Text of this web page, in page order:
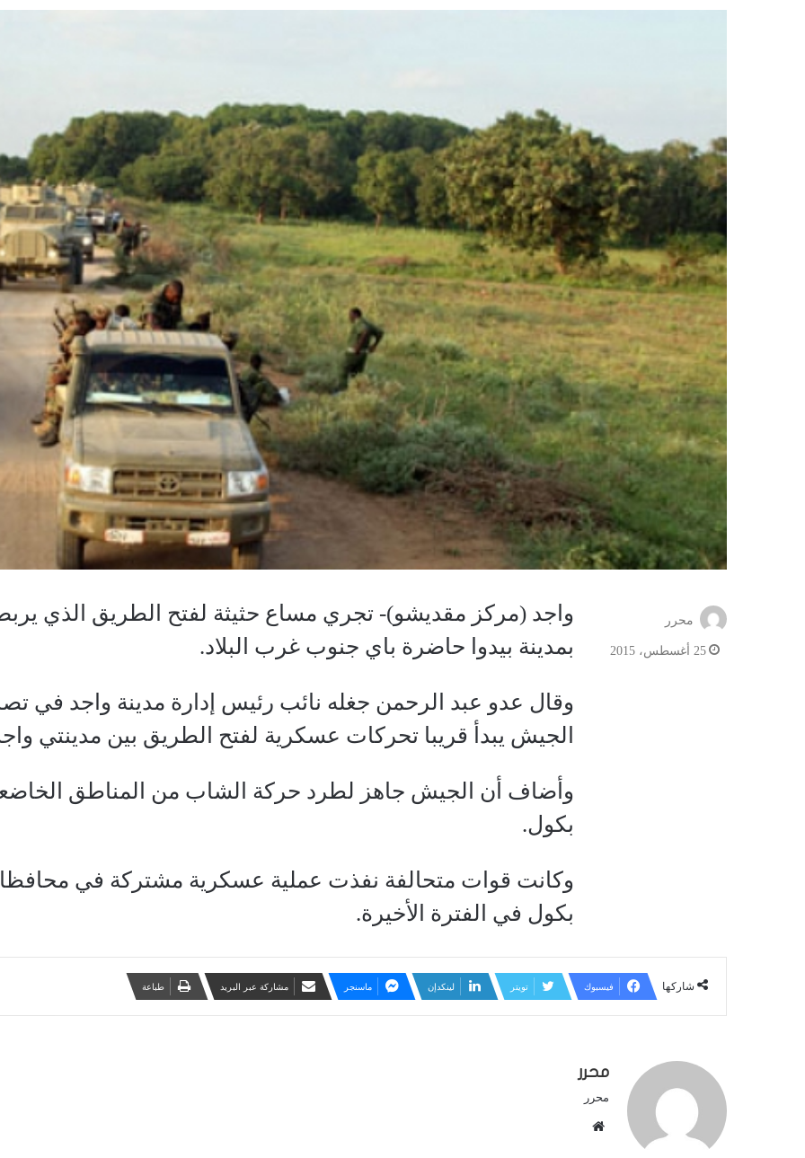
واجد (مركز مقديشو)- تجري مساع حثيثة لفتح الطريق الذي
بمدينة بيدوا حاضرة باي جنوب غرب البلاد.
وقال عدو عبد الرحمن جغله نائب رئيس إدارة مدينة واجد في
الجيش يبدأ قريبا تحركات عسكرية لفتح الطريق بين مدينتي
وأضاف أن الجيش جاهز لطرد حركة الشاب من المناطق
بكول.
وكانت قوات متحالفة نفذت عملية عسكرية مشتركة في
بكول في الفترة الأخيرة.
محرر
25 أغسطس، 2015
شاركها فيسبوك تويتر لينكدإن ماسنجر مشاركة عبر البريد طباعة
محرر
محرر